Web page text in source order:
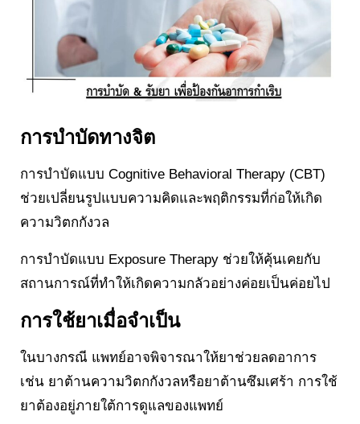
การบำบัดทางจิต
การบำบัดแบบ Cognitive Behavioral Therapy (CBT)
ช่วยเปลี่ยนรูปแบบความคิดและพฤติกรรมที่ก่อให้เกิด
ความวิตกกังวล
การบำบัดแบบ Exposure Therapy ช่วยให้คุ้นเคยกับ
สถานการณ์ที่ทำให้เกิดความกลัวอย่างค่อยเป็นค่อยไป
การใช้ยาเมื่อจำเป็น
ในบางกรณี แพทย์อาจพิจารณาให้ยาช่วยลดอาการ
เช่น ยาต้านความวิตกกังวลหรือยาต้านซึมเศร้า การใช้
ยาต้องอยู่ภายใต้การดูแลของแพทย์